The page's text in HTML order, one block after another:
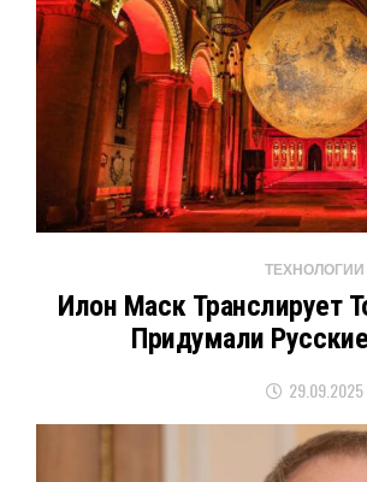
ТЕХНОЛОГИИ
Илон Маск Транслирует
Придумали
29.09.2025